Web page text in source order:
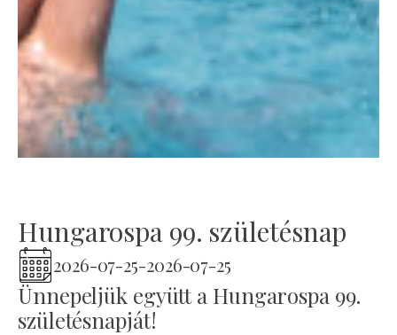
Hungarospa 99. születésnap
2026-07-25-2026-07-25
Ünnepeljük együtt a Hungarospa 99.
születésnapját!